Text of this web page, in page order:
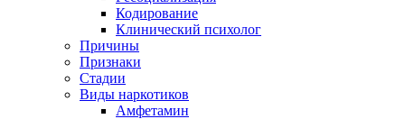
Кодирование
Клинический психолог
Причины
Признаки
Стадии
Виды наркотиков
Амфетамин